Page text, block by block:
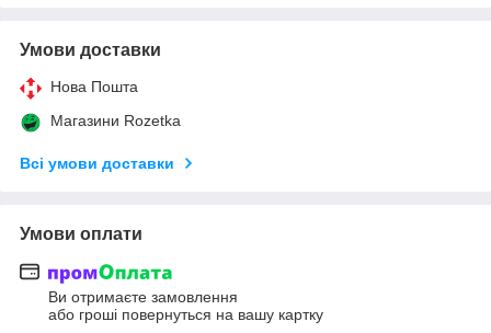
Умови доставки
Нова Пошта
Магазини Rozetka
Всі умови доставки
Умови оплати
Ви отримаєте замовлення
або гроші повернуться на вашу картку